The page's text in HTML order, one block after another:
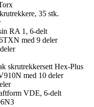
35 stk.
RA 1, 6-delt
med 9 deler
skrutrekkersett Hex-Plus
med 10 deler
VDE, 6-delt